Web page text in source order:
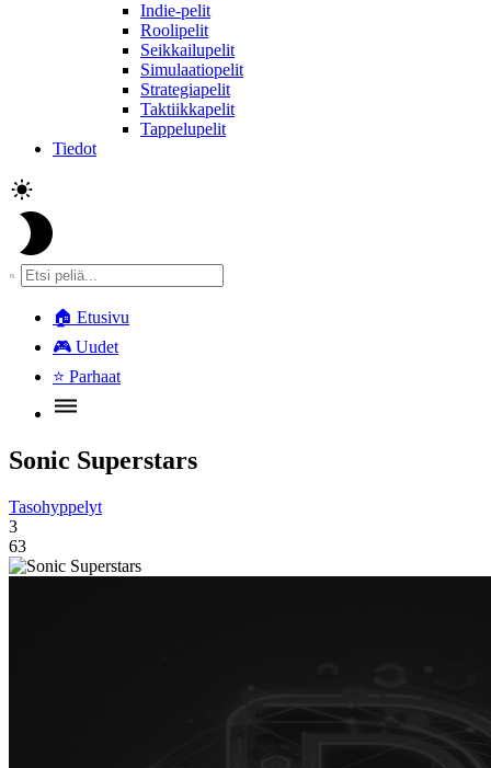
Indie-pelit
Roolipelit
Seikkailupelit
Simulaatiopelit
Strategiapelit
Taktiikkapelit
Tappelupelit
Tiedot
🏠 Etusivu
🎮 Uudet
⭐ Parhaat
Sonic Superstars
Tasohyppelyt
3
63